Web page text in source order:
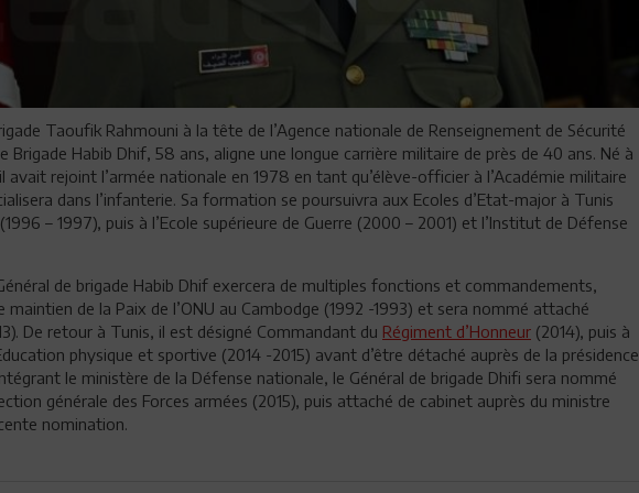
Taoufik Rahmouni à la tête de l’Agence nationale de Renseignement de Sécurité
Brigade Habib Dhif, 58 ans, aligne une longue carrière militaire de près de 40 ans. Né à
avait rejoint l’armée nationale en 1978 en tant qu’élève-officier à l’Académie militaire
dans l’infanterie. Sa formation se poursuivra aux Ecoles d’Etat-major à Tunis
– 1997), puis à l’Ecole supérieure de Guerre (2000 – 2001) et l’Institut de Défense
de brigade Habib Dhif exercera de multiples fonctions et commandements,
maintien de la Paix de l’ONU au Cambodge (1992 -1993) et sera nommé attaché
De retour à Tunis, il est désigné Commandant du Régiment d’Honneur (2014), puis à
physique et sportive (2014 -2015) avant d’être détaché auprès de la présidence
le ministère de la Défense nationale, le Général de brigade Dhifi sera nommé
générale des Forces armées (2015), puis attaché de cabinet auprès du ministre
nomination.